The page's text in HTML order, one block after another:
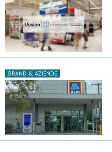
BRAND & AZIENDE